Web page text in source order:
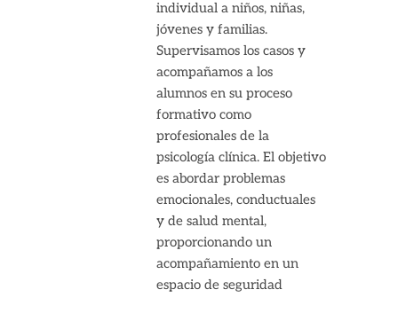
individual a niños, niñas,
jóvenes y familias.
Supervisamos los casos y
acompañamos a los
alumnos en su proceso
formativo como
profesionales de la
psicología clínica. El objetivo
es abordar problemas
emocionales, conductuales
y de salud mental,
proporcionando un
acompañamiento en un
espacio de seguridad